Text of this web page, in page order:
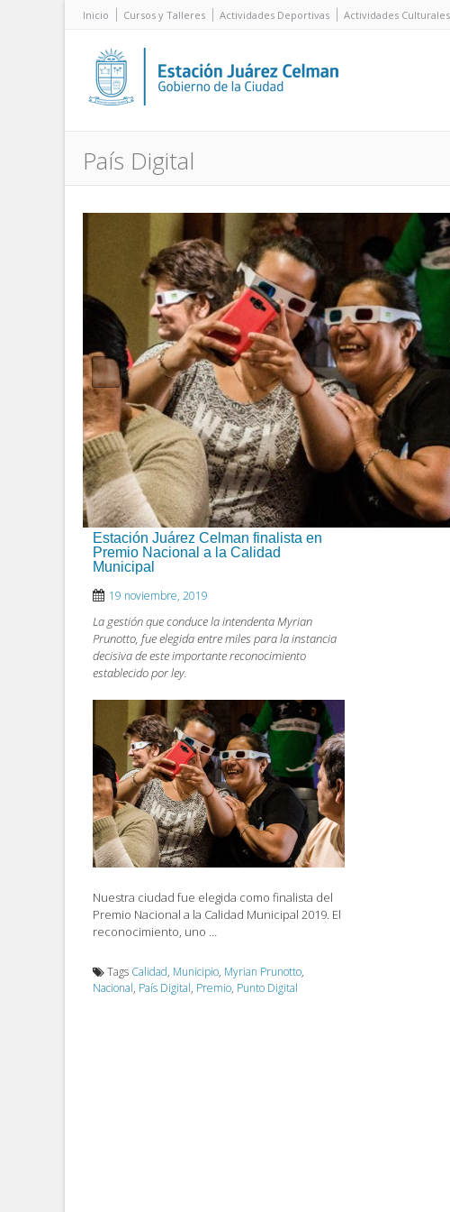
Inicio Cursos y Talleres Actividades Deportivas Actividades Culturales
País Digital
Estación Juárez Celman finalista en
Premio Nacional a la Calidad
Municipal
19 noviembre, 2019
La gestión que conduce la intendenta Myrian
Prunotto, fue elegida entre miles para la instancia
decisiva de este importante reconocimiento
establecido por ley.
Nuestra ciudad fue elegida como finalista del
Premio Nacional a la Calidad Municipal 2019. El
reconocimiento, uno …
Tags Calidad, Municipio, Myrian Prunotto,
Nacional, País Digital, Premio, Punto Digital